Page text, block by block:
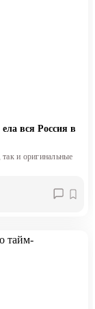
вся Россия в
и оригинальные